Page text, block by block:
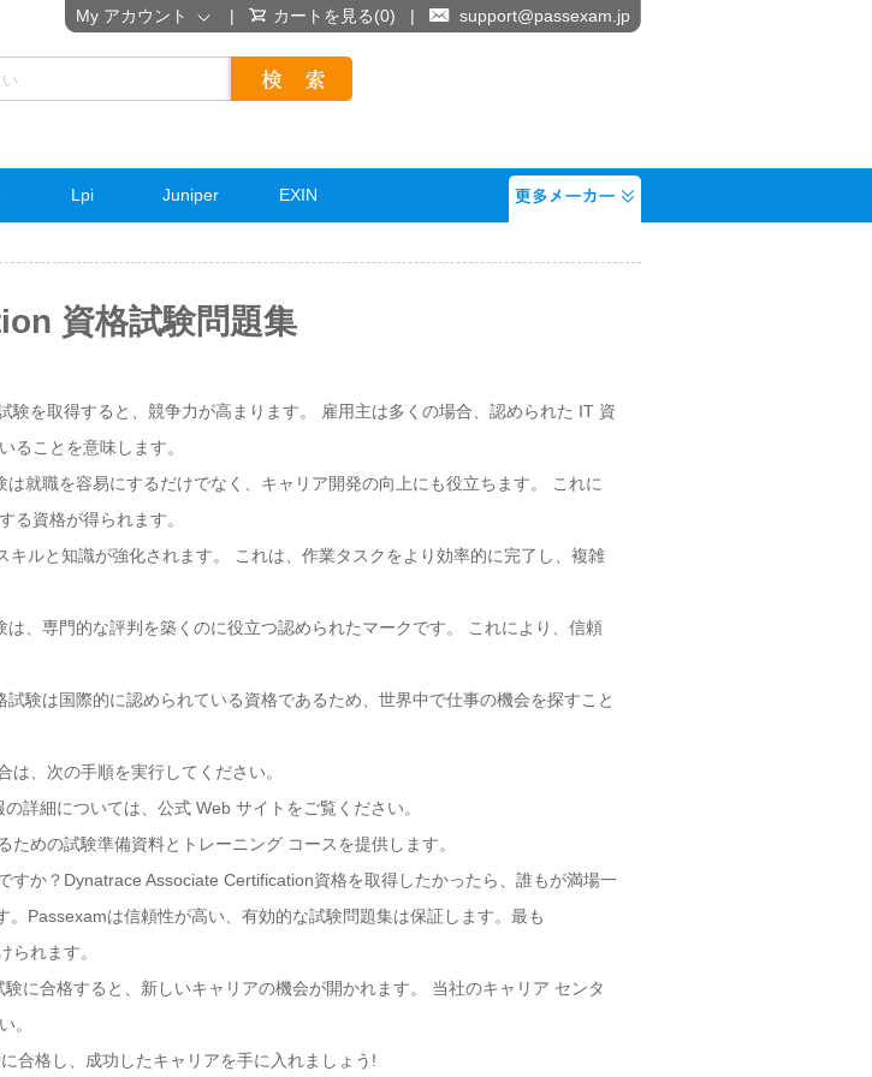
Lpi Juniper EXIN
資格試験問題集
を取得すると、競争力が高まります。 雇用主は多くの場合、認められた IT 資
ることを意味します。
就職を容易にするだけでなく、キャリア開発の向上にも役立ちます。 これに
る資格が得られます。
ルと知識が強化されます。 これは、作業タスクをより効率的に完了し、複雑
、専門的な評判を築くのに役立つ認められたマークです。 これにより、信頼
験は国際的に認められている資格であるため、世界中で仕事の機会を探すこと
、次の手順を実行してください。
詳細については、公式 Web サイトをご覧ください。
めの試験準備資料とトレーニング コースを提供します。
か？Dynatrace Associate Certification資格を取得したかったら、誰もが満場一
Passexamは信頼性が高い、有効的な試験問題集は保証します。最も
られます。
に合格すると、新しいキャリアの機会が開かれます。 当社のキャリア センタ
。
合格し、成功したキャリアを手に入れましょう!
My アカウント | カートを見る(0) | support@passexam.jp